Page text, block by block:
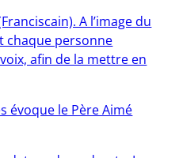
A l’image du
chaque personne
afin de la mettre en
évoque le Père Aimé